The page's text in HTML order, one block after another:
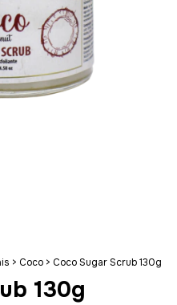
> Coco > Coco Sugar Scrub 130g
130g